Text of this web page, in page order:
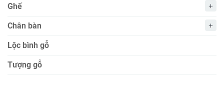
Ghế
Chân bàn
Lộc bình gỗ
Tượng gỗ